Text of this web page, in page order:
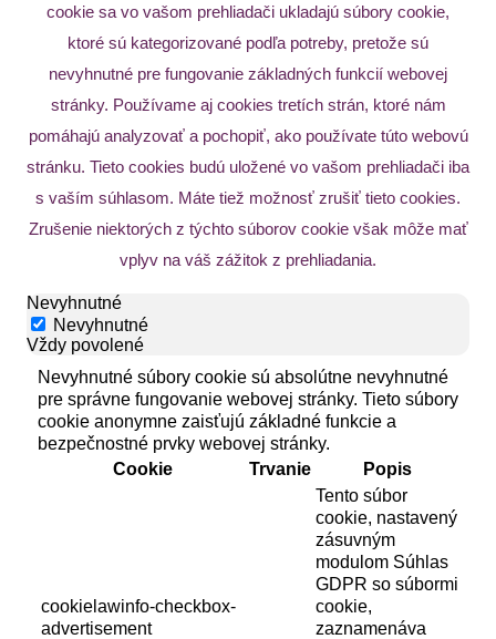
cookie sa vo vašom prehliadači ukladajú súbory cookie,
ktoré sú kategorizované podľa potreby, pretože sú
nevyhnutné pre fungovanie základných funkcií webovej
stránky. Používame aj cookies tretích strán, ktoré nám
pomáhajú analyzovať a pochopiť, ako používate túto webovú
stránku. Tieto cookies budú uložené vo vašom prehliadači iba
s vaším súhlasom. Máte tiež možnosť zrušiť tieto cookies.
Zrušenie niektorých z týchto súborov cookie však môže mať
vplyv na váš zážitok z prehliadania.
Nevyhnutné
Nevyhnutné
Vždy povolené
Nevyhnutné súbory cookie sú absolútne nevyhnutné
pre správne fungovanie webovej stránky. Tieto súbory
cookie anonymne zaisťujú základné funkcie a
bezpečnostné prvky webovej stránky.
Cookie
Trvanie Popis
cookielawinfo-checkbox-
advertisement
Tento súbor
cookie, nastavený
zásuvným
modulom Súhlas
GDPR so súbormi
cookie,
zaznamenáva